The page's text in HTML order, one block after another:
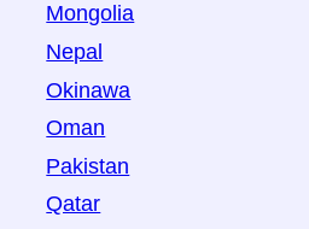
Mongolia
Nepal
Okinawa
Oman
Pakistan
Qatar